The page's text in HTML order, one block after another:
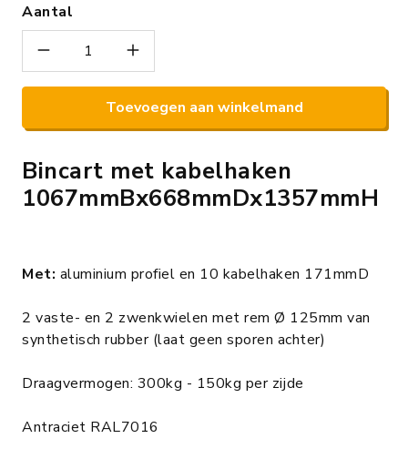
Aantal
Toevoegen aan winkelmand
Bincart met kabelhaken
1067mmBx668mmDx1357mmH
Met: aluminium profiel en 10 kabelhaken 171mmD
2 vaste- en 2 zwenkwielen met rem Ø 125mm van
synthetisch rubber (laat geen sporen achter)
Draagvermogen: 300kg - 150kg per zijde
Antraciet RAL7016